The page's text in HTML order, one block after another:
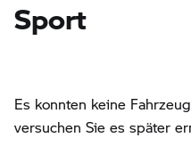
Sport
Es konnten keine
versuchen Sie es später